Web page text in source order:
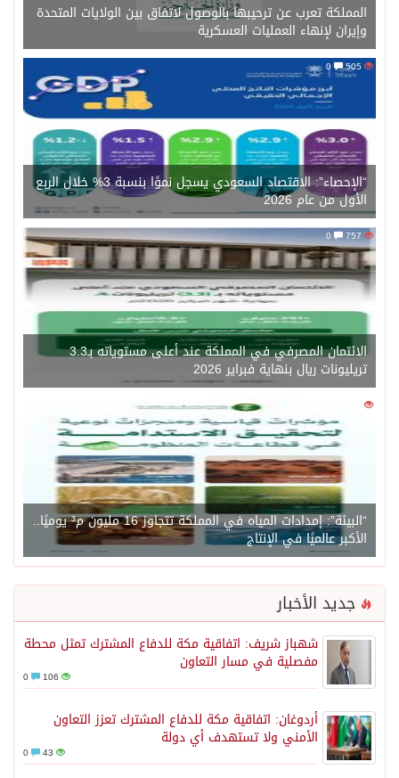
المملكة تعرب عن ترحيبها بالوصول لاتفاق بين الولايات المتحدة
وإيران لإنهاء العمليات العسكرية
505
“الإحصاء”: الاقتصاد السعودي يسجل نموًا بنسبة 3% خلال الربع
الأول من عام 2026
757
0
الائتمان المصرفي في المملكة عند أعلى مستوياته بـ3.3
تريليونات ريال بنهاية فبراير 2026
1471
“البيئة”: إمدادات المياه في المملكة تتجاوز 16 مليون م³ يوميًا..
الأكبر عالميًا في الإنتاج
جديد الأخبار
شهباز شريف: اتفاقية مكة للدفاع المشترك تمثل محطة
مفصلية في مسار التعاون
106
أردوغان: اتفاقية مكة للدفاع المشترك تعزز التعاون
الأمني ولا تستهدف أي دولة
43